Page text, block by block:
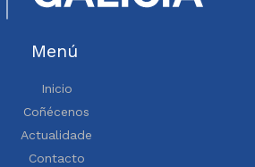
Menú
Inicio
Coñécenos
Actualidade
Contacto